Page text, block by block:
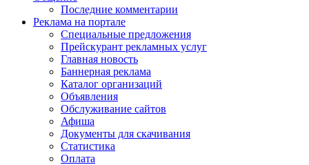
Последние комментарии
Реклама на портале
Специальные предложения
Прейскурант рекламных услуг
Главная новость
Баннерная реклама
Каталог организаций
Объявления
Обслуживание сайтов
Афиша
Документы для скачивания
Статистика
Оплата